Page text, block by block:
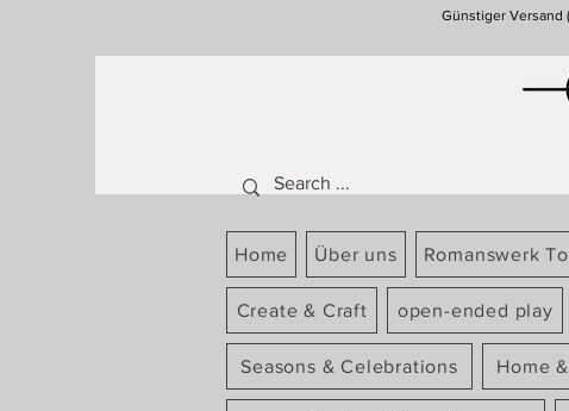
Günstiger Versand
Home Über uns Romanswerk
Create & Craft open-ended play
Seasons & Celebrations Home